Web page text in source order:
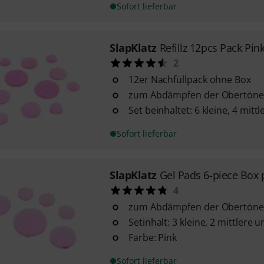
Sofort lieferbar
SlapKlatz Refillz 12pcs Pack
2
12er Nachfüllpack ohne Box
zum Abdämpfen der
Set beinhaltet: 6 kleine, 4
Sofort lieferbar
SlapKlatz Gel Pads 6-piece Box
4
zum Abdämpfen der
Setinhalt: 3 kleine, 2 mittlere
Farbe: Pink
Sofort lieferbar